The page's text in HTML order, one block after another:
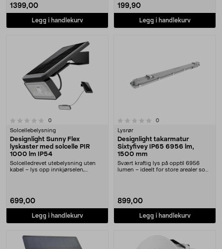
1399,00
Legg i handlekurv
199,90
Legg i handlekurv
0anmeldelser
Solcellebelysning
Designlight Sunny Flex
lyskaster med solcelle PIR
1000 lm IP54
Solcelledrevet utebelysning uten
kabel – lys opp innkjørselen,
699,00
Legg i handlekurv
0.0 av 5 stjerner 0anmeldelser
Lysrør
Designlight takarmatur
Sixtyfivey IP65 6956 lm,
1500 mm
Svært kraftig lys på opptil 6956
lumen – ideelt for store arealer som
899,00
Legg i handlekurv